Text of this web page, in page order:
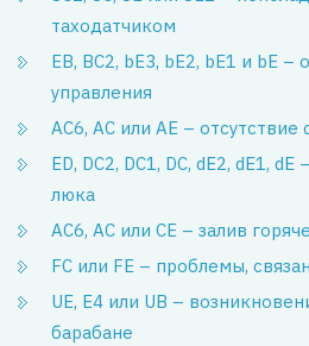
таходатчиком
EB, BC2, bE3, bE2, bE1 и bE
управления
AC6, AC или AE –
ED, DC2, DC1, DC, dE2, dE1,
люка
AC6, AC или CE – залив
FC или FE – проблемы,
UE, E4 или UB –
барабане